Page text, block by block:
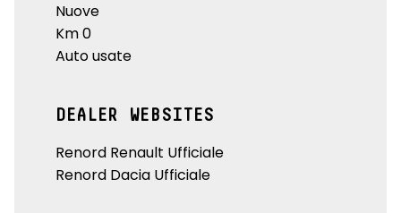
Nuove
Km 0
Auto usate
DEALER WEBSITES
Renord Renault Ufficiale
Renord Dacia Ufficiale